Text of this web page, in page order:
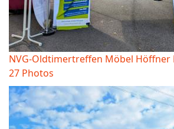
NVG-Oldtimertreffen Möbel Höffner
27 Photos